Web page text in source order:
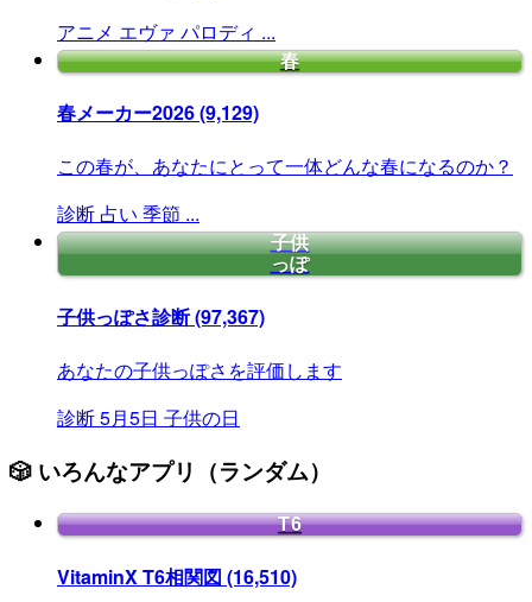
アニメ エヴァ パロディ ...
春
春メーカー2026(9,129)
この春が、あなたにとって一体どんな春になるのか？
診断 占い 季節 ...
子供
っぽ
子供っぽさ診断(97,367)
あなたの子供っぽさを評価します
診断5月5日 子供の日
🎲 いろんなアプリ（ランダム）
T6
VitaminX T6相関図 (16,510)